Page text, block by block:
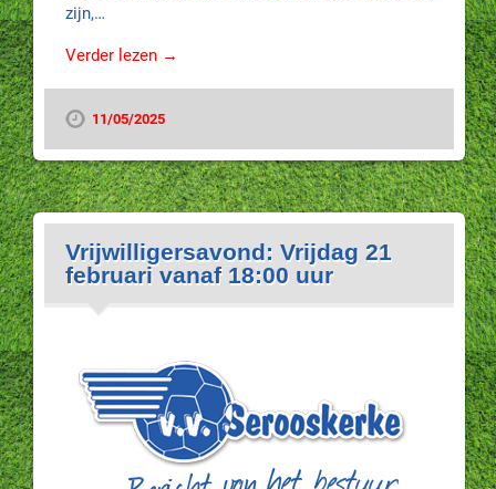
zijn,…
Verder lezen →
11/05/2025
Vrijwilligersavond: Vrijdag 21
februari vanaf 18:00 uur